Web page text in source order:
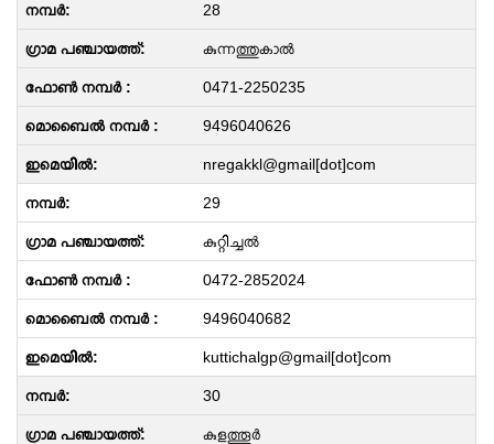
28
കുന്നത്തുകാൽ
0471-2250235
9496040626
nregakkl@gmail[dot]com
29
കുറ്റിച്ചൽ
0472-2852024
9496040682
kuttichalgp@gmail[dot]com
30
കുളത്തൂർ